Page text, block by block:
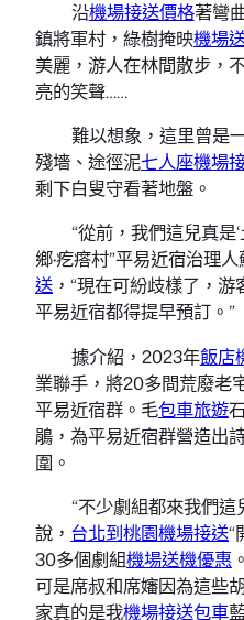
沿機場接送價格著彎
鎮將軍村，綠樹掩映機場
美麗，游人在林間散步，
亮的笑聲……
難以想象，這里曾是
殘墻、途徑泥七人座機場
剩下白叟守看著地盤。
“從前，我們這兒真是
鄉·疙瘩村”平易近宿治理
送 ，“現在可紛歧樣了，
平易近宿都得提早預訂。”
據介紹，2023年飯店
業聯手，將20多間荒廢老
平易近宿群。毛包車旅遊
鵑，為平易近宿群營造出
圍。
“不少劇組都來我們
說， 台北到桃園機場接送“
30多個劇組機場送機優惠
可是席叔和席嬸因為這些
家真的是我機場接送包車